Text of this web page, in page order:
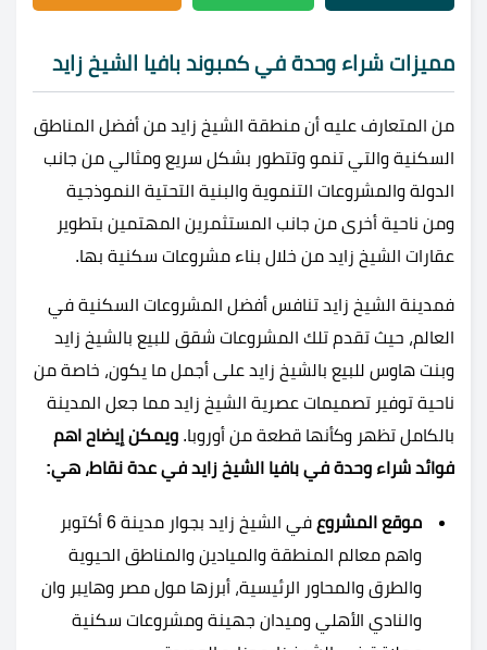
مميزات شراء وحدة في كمبوند بافيا الشيخ زايد
من المتعارف عليه أن منطقة الشيخ زايد من أفضل المناطق
السكنية والتي تنمو وتتطور بشكل سريع ومثالي من جانب
الدولة والمشروعات التنموية والبنية التحتية النموذجية
ومن ناحية أخرى من جانب المستثمرين المهتمين بتطوير
عقارات الشيخ زايد من خلال بناء مشروعات سكنية بها.
فمدينة الشيخ زايد تنافس أفضل المشروعات السكنية في
العالم، حيث تقدم تلك المشروعات شقق للبيع بالشيخ زايد
وبنت هاوس للبيع بالشيخ زايد على أجمل ما يكون، خاصة من
ناحية توفير تصميمات عصرية الشيخ زايد مما جعل المدينة
بالكامل تظهر وكأنها قطعة من أوروبا. ويمكن إيضاح اهم
فوائد شراء وحدة في بافيا الشيخ زايد في عدة نقاط، هي:
موقع المشروع
في الشيخ زايد بجوار مدينة 6 أكتوبر
واهم معالم المنطقة والميادين والمناطق الحيوية
والطرق والمحاور الرئيسية، أبرزها مول مصر وهايبر وان
والنادي الأهلي وميدان جهينة ومشروعات سكنية